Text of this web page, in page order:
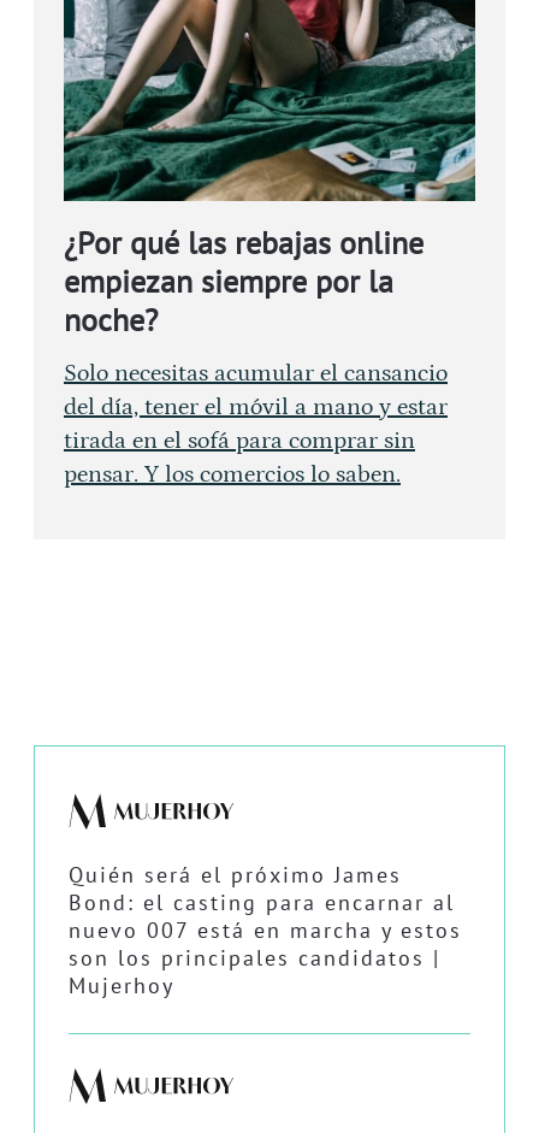
¿Por qué las rebajas online
empiezan siempre por la
noche?
Solo necesitas acumular el cansancio
del día, tener el móvil a mano y estar
tirada en el sofá para comprar sin
pensar. Y los comercios lo saben.
Quién será el próximo James
Bond: el casting para encarnar al
nuevo 007 está en marcha y estos
son los principales candidatos |
Mujerhoy